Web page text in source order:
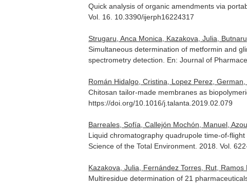
Quick analysis of organic amendments via
Vol. 16. 10.3390/ijerph16224317
Strugaru, Anca Monica, Kazakova, Julia,
Simultaneous determination of metformin and
spectrometry detection. En: Journal of
Román Hidalgo, Cristina, Lopez Perez,
Chitosan tailor-made membranes as
https://doi.org/10.1016/j.talanta.2019.02.079
Barreales, Sofía, Callejón Mochón, Manuel,
Liquid chromatography quadrupole time-of-
Science of the Total Environment . 2018. Vol.
Kazakova, Julia, Fernández Torres, Rut,
Multiresidue determination of 21